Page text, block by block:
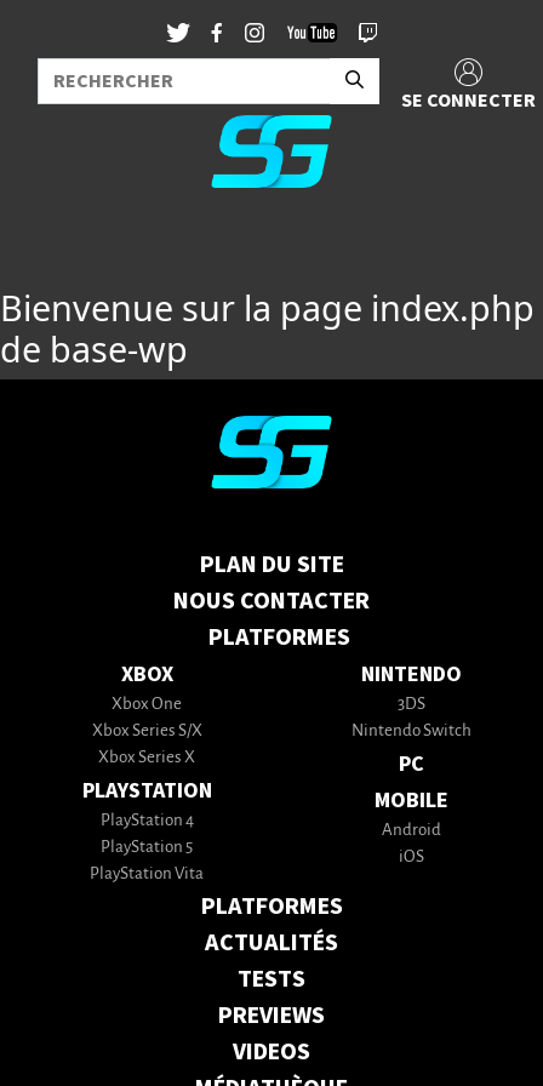
SE CONNECTER
Bienvenue sur la page index.php
de base-wp
PLAN DU SITE
NOUS CONTACTER
PLATFORMES
XBOX
Xbox One
Xbox Series S/X
Xbox Series X
PLAYSTATION
PlayStation 4
PlayStation 5
PlayStation Vita
NINTENDO
3DS
Nintendo Switch
PC
MOBILE
Android
iOS
PLATFORMES
ACTUALITÉS
TESTS
PREVIEWS
VIDEOS